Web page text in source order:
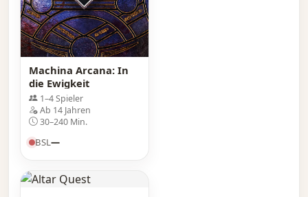
Machina Arcana: In
die Ewigkeit
1–4 Spieler
Ab 14 Jahren
30–240 Min.
BSL—